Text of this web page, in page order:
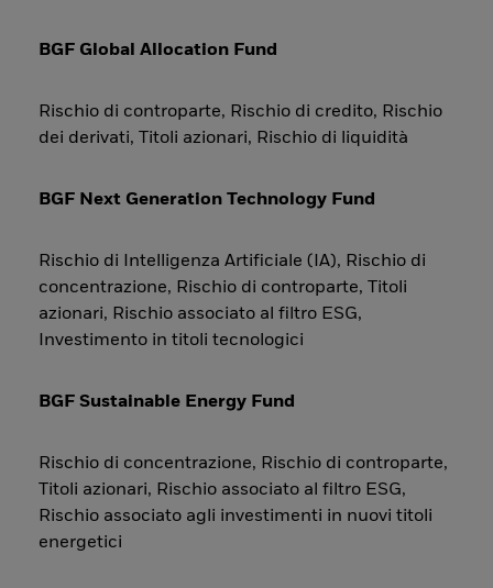
BGF Global Allocation Fund
Rischio di controparte, Rischio di credito, Rischio
dei derivati, Titoli azionari, Rischio di liquidità
BGF Next Generation Technology Fund
Rischio di Intelligenza Artificiale (IA), Rischio di
concentrazione, Rischio di controparte, Titoli
azionari, Rischio associato al filtro ESG,
Investimento in titoli tecnologici
BGF Sustainable Energy Fund
Rischio di concentrazione, Rischio di controparte,
Titoli azionari, Rischio associato al filtro ESG,
Rischio associato agli investimenti in nuovi titoli
energetici